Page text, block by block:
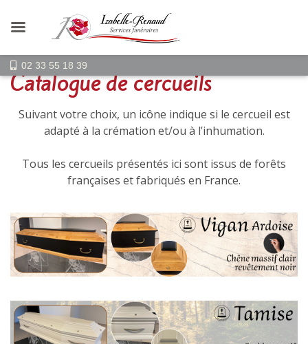
02 33 55 18 39
Catalogue de cercueils
Suivant votre choix, un icône indique si le cercueil est
adapté à la crémation et/ou à l’inhumation.
Tous les cercueils présentés ici sont issus de forêts
françaises et fabriqués en France.